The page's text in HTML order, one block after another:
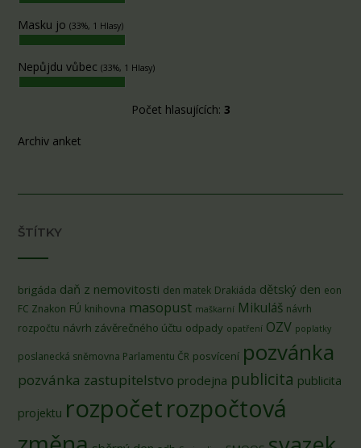
Masku jo (33%, 1 Hlasy)
Nepůjdu vůbec (33%, 1 Hlasy)
Počet hlasujících: 3
Archiv anket
ŠTÍTKY
brigáda daň z nemovitosti den matek Drakiáda dětský den eon
FC Znakon FÚ knihovna masopust maškarní Mikuláš návrh
rozpočtu návrh závěrečného účtu odpady opatření OZV poplatky
poslanecká sněmovna Parlamentu ČR posvícení pozvánka
pozvánka zastupitelstvo prodejna publicita publicita
projektu rozpočetrozpočtová